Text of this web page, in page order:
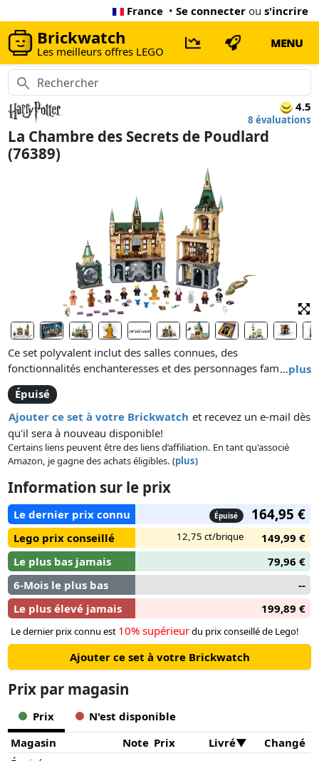
France • Se connecter ou s'incrire
Brickwatch
Les meilleurs offres LEGO
MENU
4.5
8 évaluations
La Chambre des Secrets de Poudlard
(76389)
…plus
Ce set polyvalent inclut des salles connues, des
fonctionnalités enchanteresses et des personnages familiers
des films Harry Potter. La Grande Salle du château contient 2
grandes tables, le pupitre à chouette d’or de Dumbledore et
des accessoires réalistes, tels que le Choixpeau magique. La
Chambre des Secrets inclut la célèbre entrée circulaire et la
grande statue avec une bouche ouverte par laquelle le
serpent Basilic pénètre dans la salle. Le set comprend 10
Creevey, Justin Finch-Fletchley, Luna Lovegood™, Gilderoy
Lockhart, Albus Dumbledore™, professeur Sinistra et Nick
Quasi-Sans-Tête.
Épuisé
Ajouter ce set à votre Brickwatch et recevez un e-mail dès
qu'il sera à nouveau disponible!
Certains liens peuvent être des liens d’affiliation. En tant qu'associé
Amazon, je gagne des achats éligibles. (plus)
Information sur le prix
Le dernier prix connu Épuisé 164,95 €
Lego prix conseillé 12,75 ct/brique
149,99 €
Le plus bas jamais
79,96 €
6-Mois le plus bas
--
Le plus élevé jamais
199,89 €
Le dernier prix connu est 10% supérieurdu prix conseillé de Lego!
Ajouter ce set à votre Brickwatch
Prix ​​par magasin
Prix
N'est disponible
Magasin
Note Prix Livré
Changé